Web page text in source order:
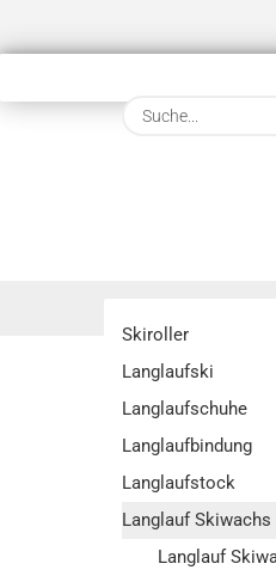
Skiroller
Langlaufski
Langlaufschuhe
Langlaufbindung
Langlaufstock
Langlauf Skiwachs
Langlauf